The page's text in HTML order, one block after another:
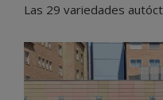
Las 29 variedades